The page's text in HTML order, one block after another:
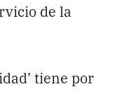
de la
tiene por